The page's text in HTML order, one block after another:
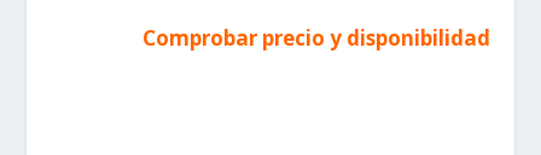
Comprobar precio y disponibilidad